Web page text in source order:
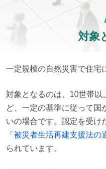
対象
一定規模の自然災害で住宅
対象となるのは、10世帯
ど、一定の基準に従って国
いの場合です。認定を受け
「被災者生活再建支援法の
られています。